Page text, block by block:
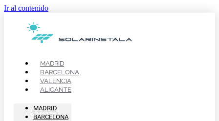
Ir al contenido
MADRID
BARCELONA
VALENCIA
ALICANTE
MADRID
BARCELONA